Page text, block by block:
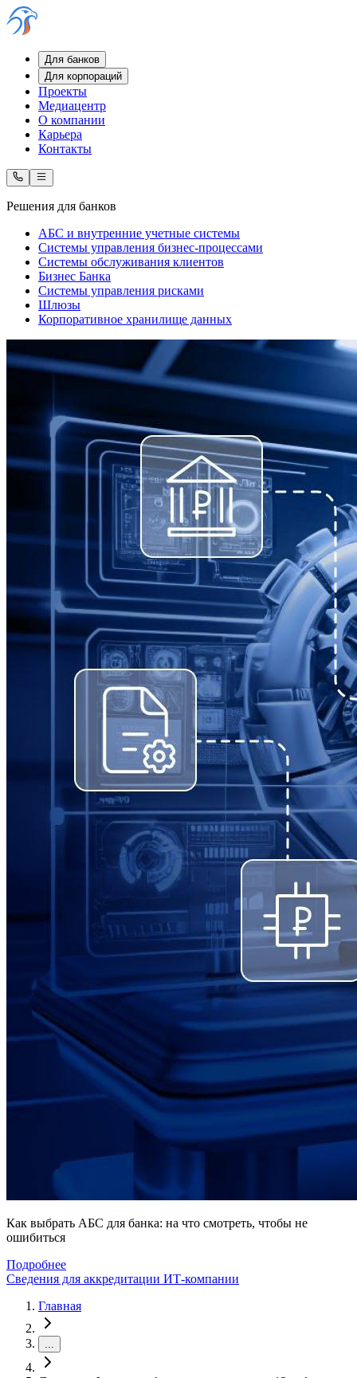
Для банков
Для корпораций
Проекты
Медиацентр
О компании
Карьера
Контакты
Решения для банков
АБС и внутренние учетные системы
Системы управления бизнес-процессами
Системы обслуживания клиентов
Бизнес Банка
Системы управления рисками
Шлюзы
Корпоративное хранилище данных
Как выбрать АБС для банка: на что смотреть, чтобы не
ошибиться
Подробнее
Сведения для аккредитации ИТ-компании
Главная
...